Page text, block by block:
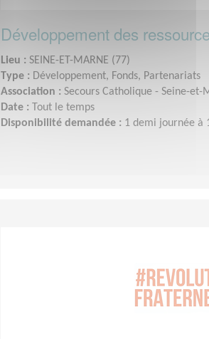
Développement des
Lieu : SEINE-ET-MARNE (77)
Type : Développement, Fonds, Partenariats
Association : Secours Catholique - Seine-et-
Date : Tout le temps
Disponibilité demandée : 1 demi journée à